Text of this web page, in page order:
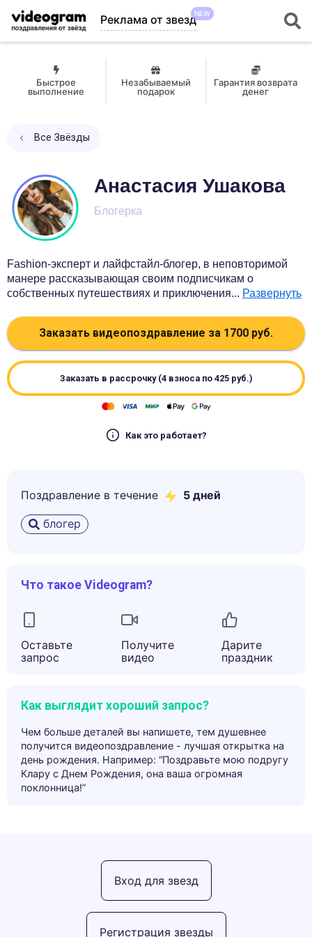
Реклама от звездNEW
Быстрое
выполнение
Незабываемый
подарок
Гарантия возврата
денег
Все Звёзды
Анастасия Ушакова
Блогерка
Fashion-эксперт и лайфстайл-блогер, в неповторимой
манере рассказывающая своим подписчикам о
собственных путешествиях и приключения... Развернуть
Заказать видеопоздравление за 1700 руб.
Заказать в рассрочку (4 взноса по 425руб.)
Как это работает?
Поздравление в течение 5 дней
блогер
Что такое Videogram?
Оставьте
запрос
Получите
видео
Дарите
праздник
Как выглядит хороший запрос?
Чем больше деталей вы напишете, тем душевнее
получится видеопоздравление - лучшая открытка на
день рождения. Например: “Поздравьте мою подругу
Клару с Днем Рождения, она ваша огромная
поклонница!”
Регистрация звезды
Вход для звезд